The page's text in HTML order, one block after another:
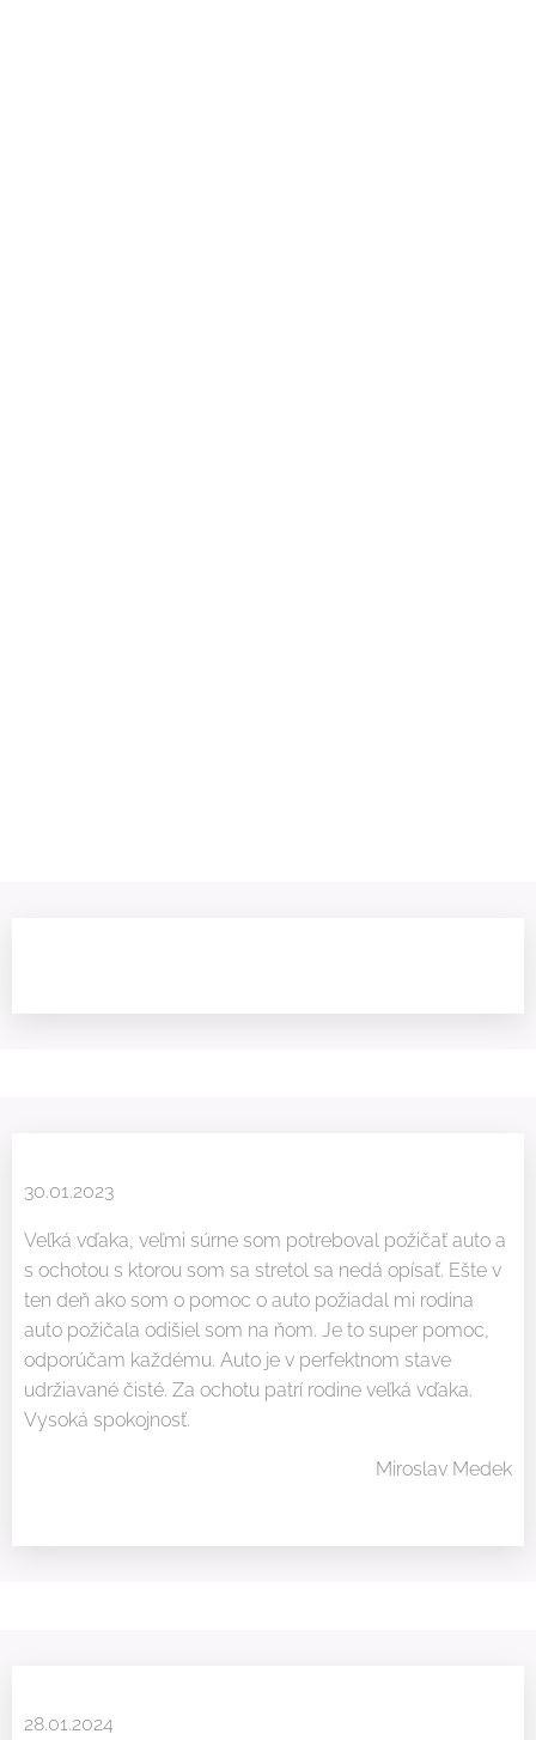
30.01.2023
Veľká vďaka, veľmi súrne som potreboval požičať auto a
s ochotou s ktorou som sa stretol sa nedá opísať. Ešte v
ten deň ako som o pomoc o auto požiadal mi rodina
auto požičala odišiel som na ňom. Je to super pomoc,
odporúčam každému. Auto je v perfektnom stave
udržiavané čisté. Za ochotu patrí rodine veľká vďaka.
Vysoká spokojnosť.
Miroslav Medek
28.01.2024